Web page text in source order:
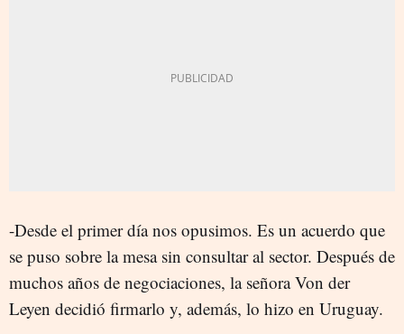
-Desde el primer día nos opusimos. Es un acuerdo que
se puso sobre la mesa sin consultar al sector. Después de
muchos años de negociaciones, la señora Von der
Leyen decidió firmarlo y, además, lo hizo en Uruguay.